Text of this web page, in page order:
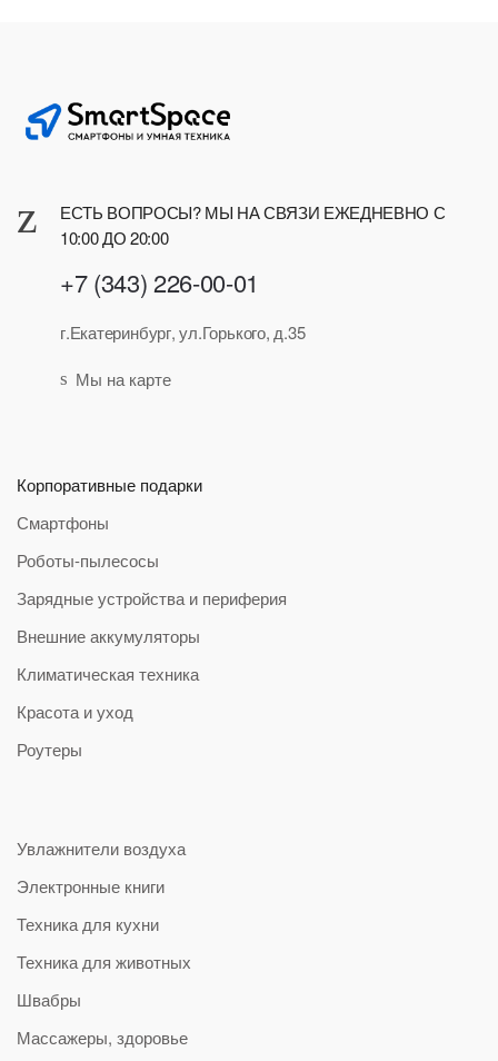
ЕСТЬ ВОПРОСЫ? МЫ НА СВЯЗИ ЕЖЕДНЕВНО С
10:00 ДО 20:00
+7 (343) 226-00-01
г.Екатеринбург, ул.Горького, д.35
Мы на карте
Корпоративные подарки
Смартфоны
Роботы-пылесосы
Зарядные устройства и периферия
Внешние аккумуляторы
Климатическая техника
Красота и уход
Роутеры
Увлажнители воздуха
Электронные книги
Техника для кухни
Техника для животных
Швабры
Массажеры, здоровье